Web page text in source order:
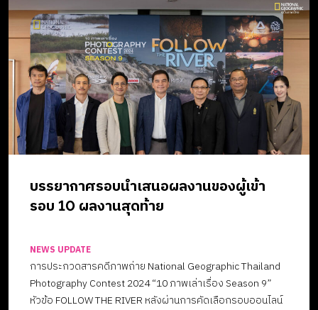
องค์ความรู้เกี่ยวกับงานศิลปหัตถกรรม เพื่อพัฒนางานคราฟต์
ในเชิงพาณิชย์ และเป็นหนึ่งในแรงผลักดันงานคราฟต์ของไทยให้
ก้าวไกลไปสู่ตลาดโลก ผ่านประเด็นน่าสนใจในการเสวนา 3 หัวข้อ
จากผู้เชี่ยวชาญทั้ง 6 ท่าน ได้แก่ “ศิลปหัตถกรรมไทยสู่สากล”
จากรากเหง้าสู่สากล พัฒนางานศิลปหัตถกรรมสู่เวทีระดับโลก
“ถอดรหัสศิลปหัตถกรรม สู่งานศิลปะร่วมสมัย” การค้นหาอัต
ลักษณ์แห่งชนชาติ ต่อยอดสู่ศิลปหัตถกรรมร่วมสมัย. “โลกตื่นตัว
เรื่อง Sustainability ไทยตื่นตัวเรื่อง Soft Power “ศิลป
หัตถกรรมไทยสู่สากล” จากรากเหง้าสู่สากล พัฒนางานศิลป
แบรนด์ SARRAN และ Mr. Jean […]
บรรยากาศรอบนำเสนอผลงานของผู้เข้า
รอบ 10 ผลงานสุดท้าย
NEWS UPDATE
การประกวดสารคดีภาพถ่าย National Geographic Thailand
Photography Contest 2024 “10 ภาพเล่าเรื่อง Season 9”
หัวข้อ FOLLOW THE RIVER หลังผ่านการคัดเลือกรอบออนไลน์